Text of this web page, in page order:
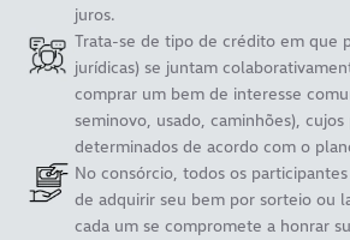
juros.
Trata-se de tipo de crédito em que
jurídicas) se juntam
comprar um bem de interesse
seminovo, usado, caminhões), cujos
determinados de acordo com o
No consórcio, todos os
de adquirir seu bem por sorteio ou
cada um se compromete a honrar